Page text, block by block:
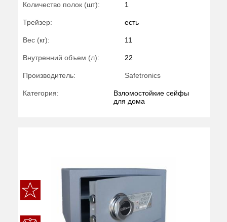
Количество полок (шт): 1
Трейзер: есть
Вес (кг): 11
Внутренний объем (л): 22
Производитель: Safetronics
Категория:
Взломостойкие сейфы
для дома